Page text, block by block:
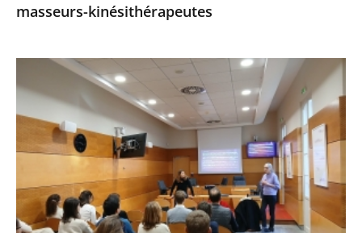
masseurs-kinésithérapeutes
Association
justice
administrative
égale
(JAAE)